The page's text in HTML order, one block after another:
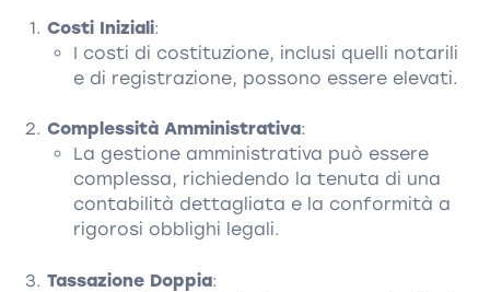
Costi Iniziali:
I costi di costituzione, inclusi quelli notarili
e di registrazione, possono essere elevati.
Complessità Amministrativa:
La gestione amministrativa può essere
complessa, richiedendo la tenuta di una
contabilità dettagliata e la conformità a
rigorosi obblighi legali.
Tassazione Doppia: